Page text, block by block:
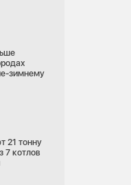
зимнему
21 тонну
7 котлов
приборов
никто не живёт?